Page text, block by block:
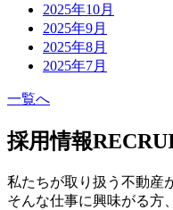
2025年10月
2025年9月
2025年8月
2025年7月
一覧へ
採用情報
私たちが取り扱う不動産
そんな仕事に興味がる方